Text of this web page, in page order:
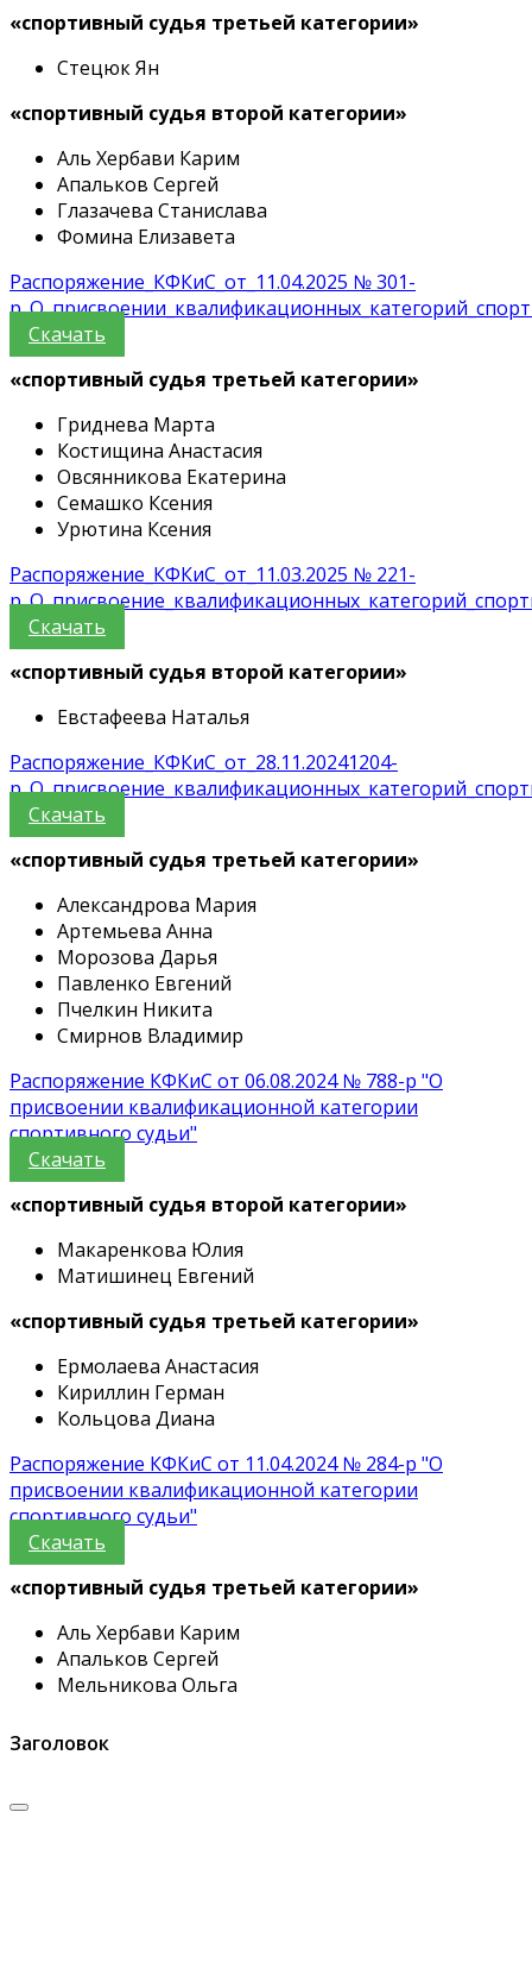
«спортивный судья третьей категории»
Стецюк Ян
«спортивный судья второй категории»
Аль Хербави Карим
Апальков Сергей
Глазачева Станислава
Фомина Елизавета
Распоряжение_КФКиС_от_11.04.2025 № 301-
Скачать
«спортивный судья третьей категории»
Гриднева Марта
Костищина Анастасия
Овсянникова Екатерина
Семашко Ксения
Урютина Ксения
Распоряжение_КФКиС_от_11.03.2025 № 221-
Скачать
«спортивный судья второй категории»
Евстафеева Наталья
Распоряжение_КФКиС_от_28.11.20241204-
Скачать
«спортивный судья третьей категории»
Александрова Мария
Артемьева Анна
Морозова Дарья
Павленко Евгений
Пчелкин Никита
Смирнов Владимир
Распоряжение КФКиС от 06.08.2024 № 788-р "О
присвоении квалификационной категории
спортивного судьи"
Скачать
«спортивный судья второй категории»
Макаренкова Юлия
Матишинец Евгений
«спортивный судья третьей категории»
Ермолаева Анастасия
Кириллин Герман
Кольцова Диана
Распоряжение КФКиС от 11.04.2024 № 284-р "О
присвоении квалификационной категории
спортивного судьи"
Скачать
«спортивный судья третьей категории»
Аль Хербави Карим
Апальков Сергей
Мельникова Ольга
Заголовок